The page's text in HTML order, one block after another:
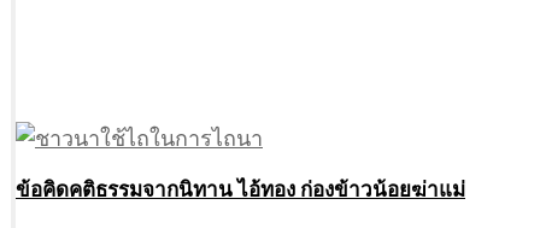
ข้อคิดคติธรรมจากนิทาน ไอ้ทอง ก่องข้าวน้อยฆ่าแม่